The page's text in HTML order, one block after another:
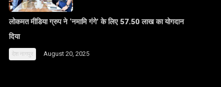
लोकमत मीडिया ग्रुप ने ‘नमामि गंगे’ के लिए 57.50 लाख का योगदान
दिया
देश नागपुर August 20, 2025